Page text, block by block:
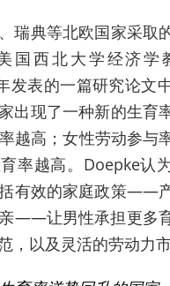
瑞典等北欧国家采取
国西北大学经济学
发表的一篇研究论文
出现了一种新的生育
越高；女性劳动参与
率越高。Doepke认
有效的家庭政策——
——让男性承担更多
，以及灵活的劳动力市